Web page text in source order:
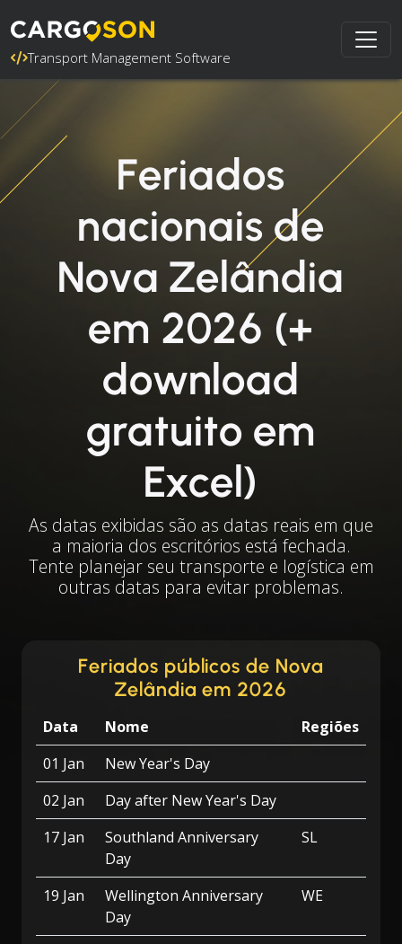
Transport Management Software
Feriados
nacionais de
Nova Zelândia
em 2026 (+
download
gratuito em
Excel)
As datas exibidas são as datas reais em que
a maioria dos escritórios está fechada.
Tente planejar seu transporte e logística em
outras datas para evitar problemas.
Feriados públicos de Nova
Zelândia em 2026
Data Nome
Regiões
01 Jan
New Year's Day
02 Jan
Day after New Year's Day
17 Jan
Southland Anniversary
Day
SL
19 Jan
Wellington Anniversary
Day
WE